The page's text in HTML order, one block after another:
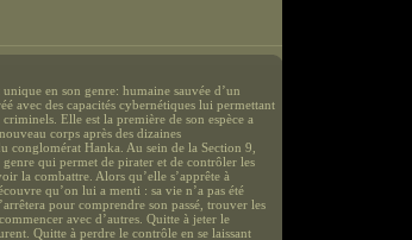
en son genre: humaine sauvée d’un
avec des capacités cybernétiques lui permettant
Elle est la première de son espèce a
corps après des dizaines
conglomérat Hanka. Au sein de la Section 9,
genre qui permet de pirater et de contrôler les
la combattre. Alors qu’elle s’apprête à
qu’on lui a menti : sa vie n’a pas été
pour comprendre son passé, trouver les
avec d’autres. Quitte à jeter le
Quitte à perdre le contrôle en se laissant